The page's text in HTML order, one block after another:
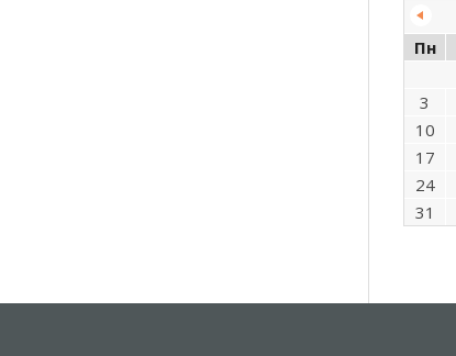
Пн
3
10
17
24
31